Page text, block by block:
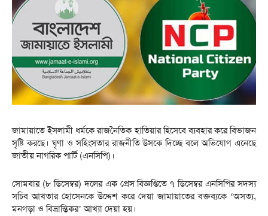
জামায়াতে ইসলামী ধর্মকে রাজনৈতিক হাতিয়ার হিসেবে ব্যবহার করে বিভাজন
সৃষ্টি করছে। ঘৃণা ও সহিংসতার রাজনীতি উসকে দিচ্ছে বলে অভিযোগ এনেছে
জাতীয় নাগরিক পার্টি (এনসিপি)।
সোমবার (৮ ডিসেম্বর) দলের এক প্রেস বিজ্ঞপ্তিতে ৭ ডিসেম্বর এনসিপির সদস্য
সচিব আখতার হোসেনকে উদ্দেশ করে দেয়া জামায়াতের বক্তব্যকে ‘অসত্য,
মনগড়া ও বিভ্রান্তিকর’ আখ্যা দেয়া হয়।